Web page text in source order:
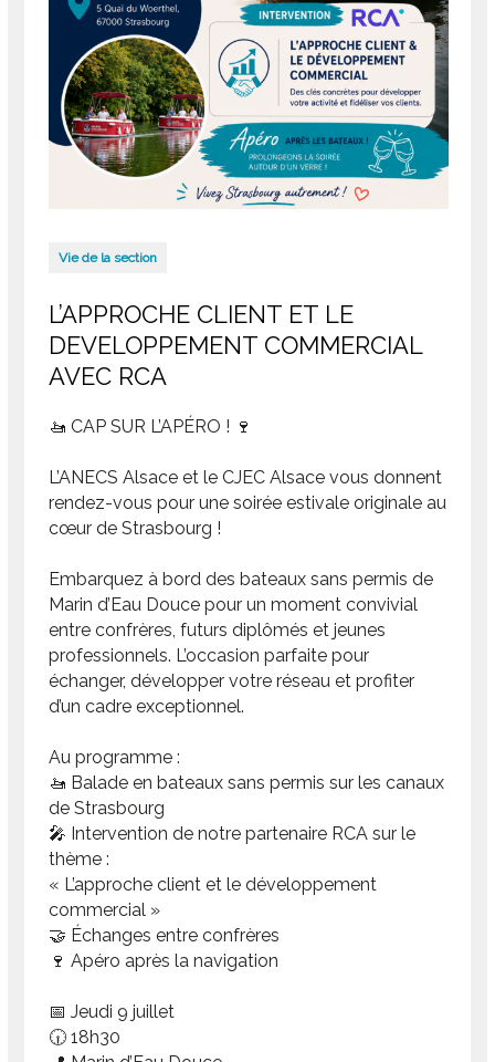
Vie de la section
L’APPROCHE CLIENT ET LE
DEVELOPPEMENT COMMERCIAL
AVEC RCA
🚤 CAP SUR L’APÉRO ! 🍷
L’ANECS Alsace et le CJEC Alsace vous donnent
rendez-vous pour une soirée estivale originale au
cœur de Strasbourg !
Embarquez à bord des bateaux sans permis de
Marin d’Eau Douce pour un moment convivial
entre confrères, futurs diplômés et jeunes
professionnels. L’occasion parfaite pour
échanger, développer votre réseau et profiter
d’un cadre exceptionnel.
Au programme :
🚤 Balade en bateaux sans permis sur les canaux
de Strasbourg
🎤 Intervention de notre partenaire RCA sur le
thème :
« L’approche client et le développement
commercial »
🤝 Échanges entre confrères
🍷 Apéro après la navigation
📅 Jeudi 9 juillet
🕡 18h30